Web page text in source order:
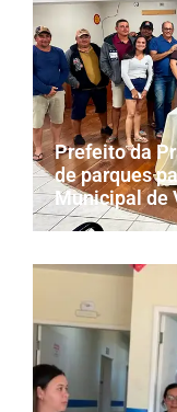
Prefeito da
de parques
Municipal de